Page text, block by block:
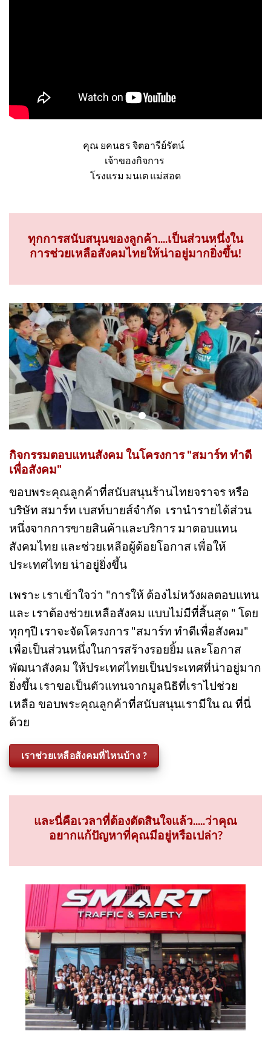
คุณ ยคนธร จิตอารีย์รัตน์
ทุกการสนับสนุนของลูกค้า....เป็นส่วนหนึ่งใน
กิจกรรมตอบแทนสังคม ในโครงการ "สมาร์ท ทำดี
เพื่อสังคม"
ขอบพระคุณลูกค้าที่สนับสนุนร้านไทยจราจร หรือ
บริษัท สมาร์ท เบสท์บายส์จำกัด เรานำรายได้ส่วน
หนึ่งจากการขายสินค้าและบริการ มาตอบแทน
สังคมไทย และช่วยเหลือผู้ด้อยโอกาส เพื่อให้
ประเทศไทย น่าอยู่ยิ่งขึ้น
เพราะ เราเข้าใจว่า "การให้ ต้องไม่หวังผลตอบแทน
และ เราต้องช่วยเหลือสังคม แบบไม่มีที่สิ้นสุด " โดย
ทุกๆปี เราจะจัดโครงการ "สมาร์ท ทำดีเพื่อสังคม"
เพื่อเป็นส่วนหนึ่งในการสร้างรอยยิ้ม และโอกาส
พัฒนาสังคม ให้ประเทศไทยเป็นประเทศที่น่าอยู่มาก
ยิ่งขึ้น เราขอเป็นตัวแทนจากมูลนิธิที่เราไปช่วย
เหลือ ขอบพระคุณลูกค้าที่สนับสนุนเรามีใน ณ ที่นี่
ด้วย
และนี่คือเวลาที่ต้องตัดสินใจแล้ว.....ว่าคุณ